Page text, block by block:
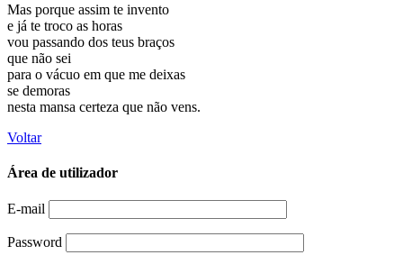
Mas porque assim te invento
e já te troco as horas
vou passando dos teus braços
que não sei
para o vácuo em que me deixas
se demoras
nesta mansa certeza que não vens.
Voltar
Área de utilizador
E-mail
Password